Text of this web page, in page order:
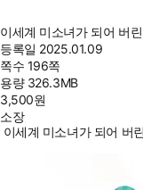
이세계 미소녀가 되어 버
등록일 2025.01.09
쪽수 196쪽
용량 326.3MB
3,500원
소장
이세계 미소녀가 되어 버